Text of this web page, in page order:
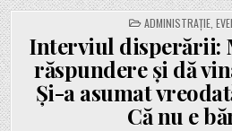
POSTED
IN
ADMINISTRAȚIE
Interviul disperării:
răspundere și dă
Și-a asumat
Că nu e